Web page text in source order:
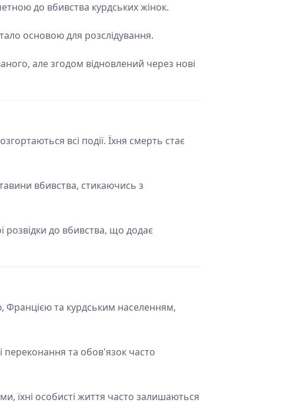
до вбивства курдських жінок.
основою для розслідування.
але згодом відновлений через нові
всі події. Їхня смерть стає
вбивства, стикаючись з
розвідки до вбивства, що додає
Францією та курдським населенням,
та обов'язок часто
їхні особисті життя часто залишаються